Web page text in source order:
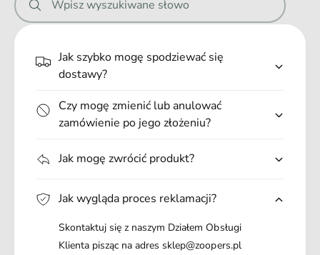
e
Wpisz wyszukiwane słowo
Jak szybko mogę spodziewać się
dostawy?
Czy mogę zmienić lub anulować
zamówienie po jego złożeniu?
Jak mogę zwrócić produkt?
Jak wygląda proces reklamacji?
Skontaktuj się z naszym Działem Obsługi
Klienta pisząc na adres sklep@zoopers.pl